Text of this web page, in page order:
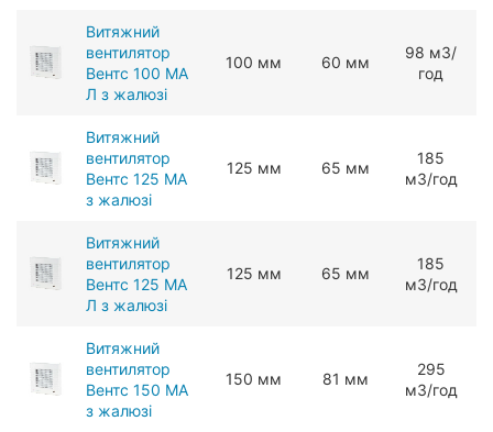
Витяжний
вентилятор
Вентс 100 МА
Л з жалюзі
100 мм 60 мм
98 мЗ/
год
Витяжний
вентилятор
Вентс 125 МА
з жалюзі
125 мм 65 мм
185
мЗ/год
Витяжний
вентилятор
Вентс 125 МА
Л з жалюзі
125 мм 65 мм
185
мЗ/год
Витяжний
вентилятор
Вентс 150 МА
з жалюзі
150 мм 81 мм
295
мЗ/год